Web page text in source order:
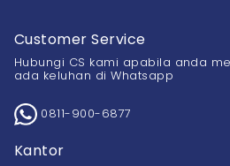
Customer Service
Hubungi CS kami apabila anda
ada keluhan di Whatsapp
0811-900-6877
Kantor